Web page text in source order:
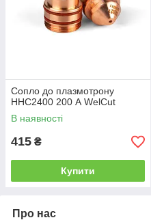
Сопло до плазмотрону
HHC2400 200 А WelCut
В наявності
415 ₴
Купити
Про нас